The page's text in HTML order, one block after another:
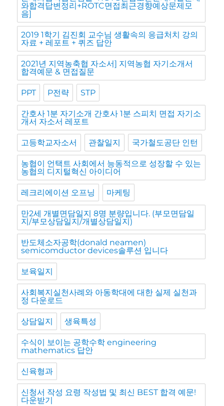
와합격답변정리+ROTC면접최근경향예상문제모
음]
2019 1학기 김진회 교수님 생활속의 응급처치 강의
자료 + 레포트 + 퀴즈 답안
2021년 지역농축협 자소서] 지역농협 자기소개서
합격예문 & 면접질문
PPT P전략 STP
간호사 1분 자기소개 간호사 1분 스피치 면접 자기소
개서 자소서 레포트
고등학교자소서 관찰일지 국가철도공단 인턴
농협이 언택트 사회에서 능동적으로 성장할 수 있는
농협의 디지털혁신 아이디어
레크리에이션 오프닝 마케팅
만2세 개별면담일지 8명 분량입니다. (부모면담일
지/부모상담일지/개별상담일지)
반도체소자공학(donald neamen)
semicomductor devices솔루션 입니다
보육일지
사회복지실천사례와 아동학대에 대한 실제 실천과
정 다운로드
상담일지 생육특성
수식이 보이는 공학수학 engineering
mathematics 답안
신육형과
신청서 작성 요령 작성법 및 최신 BEST 합격 예문!
다운받기